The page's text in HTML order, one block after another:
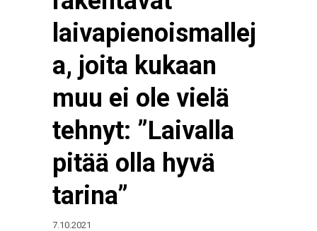
laivapienoismallej
a, joita kukaan
muu ei ole vielä
tehnyt: ”Laivalla
pitää olla hyvä
tarina”
7.10.2021